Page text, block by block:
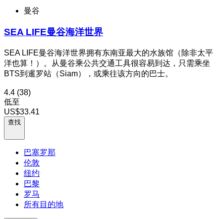
曼谷
SEA LIFE曼谷海洋世界
SEA LIFE曼谷海洋世界拥有东南亚最大的水族馆（除非太平
洋也算！）。从曼谷乘公共交通工具很容易到达，只需乘坐
BTS到暹罗站（Siam），或乘往该方向的巴士。
4.4 (38)
低至
US$33.41
查找
巴塞罗那
伦敦
纽约
巴黎
罗马
所有目的地